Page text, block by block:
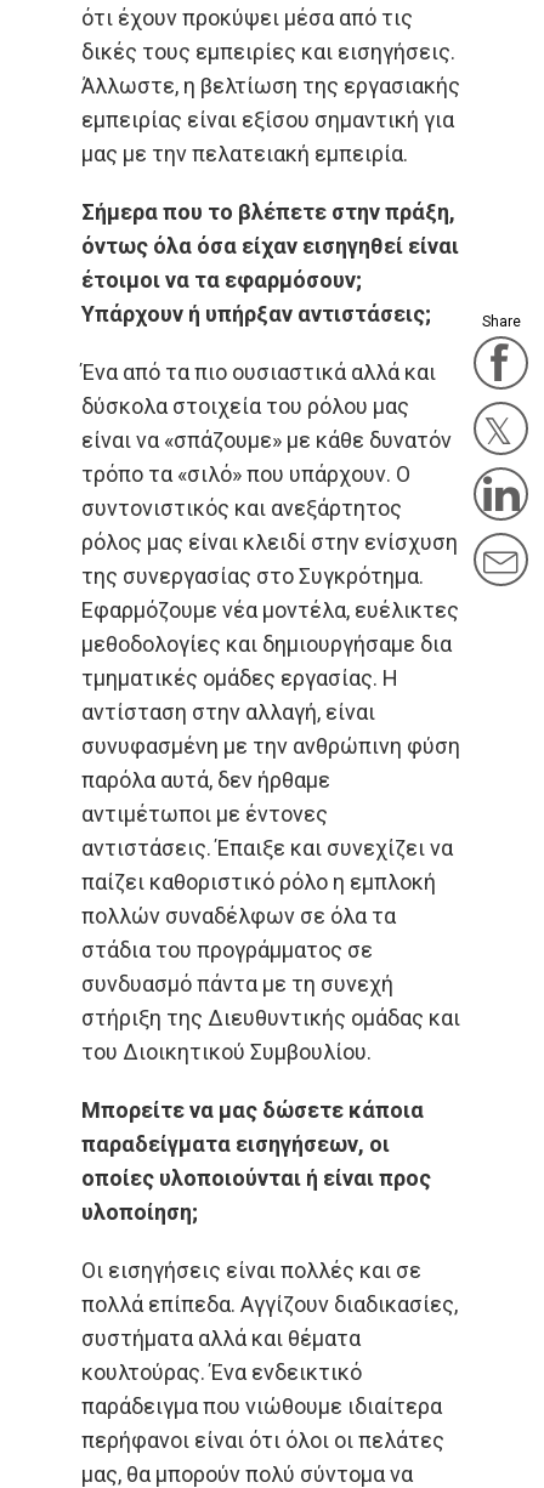
Share
ότι έχουν προκύψει μέσα από τις
δικές τους εμπειρίες και εισηγήσεις.
Άλλωστε, η βελτίωση της εργασιακής
εμπειρίας είναι εξίσου σημαντική για
μας με την πελατειακή εμπειρία.
Σήμερα που το βλέπετε στην πράξη,
όντως όλα όσα είχαν εισηγηθεί είναι
έτοιμοι να τα εφαρμόσουν;
Υπάρχουν ή υπήρξαν αντιστάσεις;
Ένα από τα πιο ουσιαστικά αλλά και
δύσκολα στοιχεία του ρόλου μας
είναι να «σπάζουμε» με κάθε δυνατόν
τρόπο τα «σιλό» που υπάρχουν. Ο
συντονιστικός και ανεξάρτητος
ρόλος μας είναι κλειδί στην ενίσχυση
της συνεργασίας στο Συγκρότημα.
Εφαρμόζουμε νέα μοντέλα, ευέλικτες
μεθοδολογίες και δημιουργήσαμε δια
τμηματικές ομάδες εργασίας. Η
αντίσταση στην αλλαγή, είναι
συνυφασμένη με την ανθρώπινη φύση
παρόλα αυτά, δεν ήρθαμε
αντιμέτωποι με έντονες
αντιστάσεις. Έπαιξε και συνεχίζει να
παίζει καθοριστικό ρόλο η εμπλοκή
πολλών συναδέλφων σε όλα τα
στάδια του προγράμματος σε
συνδυασμό πάντα με τη συνεχή
στήριξη της Διευθυντικής ομάδας και
του Διοικητικού Συμβουλίου.
Μπορείτε να μας δώσετε κάποια
παραδείγματα εισηγήσεων, οι
οποίες υλοποιούνται ή είναι προς
υλοποίηση;
Οι εισηγήσεις είναι πολλές και σε
πολλά επίπεδα. Αγγίζουν διαδικασίες,
συστήματα αλλά και θέματα
κουλτούρας. Ένα ενδεικτικό
παράδειγμα που νιώθουμε ιδιαίτερα
περήφανοι είναι ότι όλοι οι πελάτες
μας, θα μπορούν πολύ σύντομα να